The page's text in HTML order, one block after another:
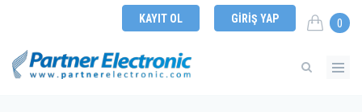
KAYIT OL GIRIŞ YAP 0